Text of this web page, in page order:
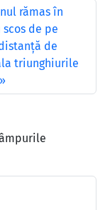
rămas în
de pe
de
triunghiurile